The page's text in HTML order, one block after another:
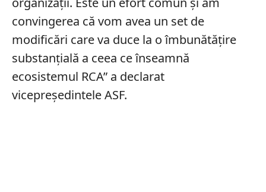
convingerea că vom avea un set de
modificări care va duce la o îmbunătățire
substanțială a ceea ce înseamnă
ecosistemul RCA” a declarat
vicepreședintele ASF.